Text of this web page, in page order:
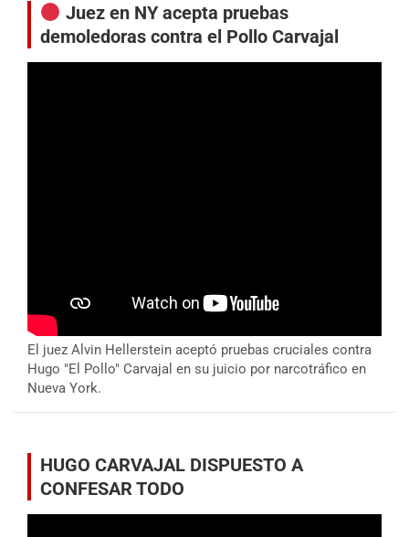
Juez en NY acepta pruebas
demoledoras contra el Pollo Carvajal
El juez Alvin Hellerstein aceptó pruebas cruciales contra
Hugo "El Pollo" Carvajal en su juicio por narcotráfico en
Nueva York.
HUGO CARVAJAL DISPUESTO A
CONFESAR TODO